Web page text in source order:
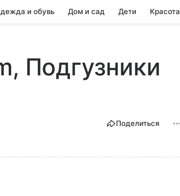
и обувь Дом и сад Дети Красота
Подгузники
Поделиться